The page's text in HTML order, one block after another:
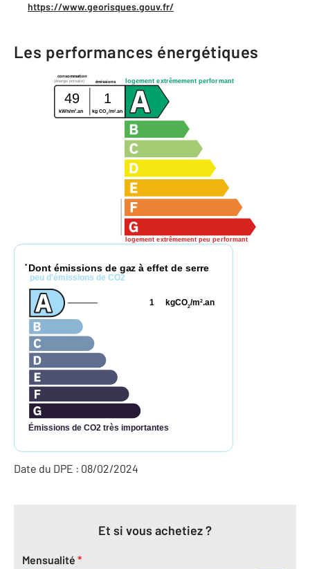
https://www.georisques.gouv.fr/
Les performances énergétiques
logement extrêmement performant
logement extrêmement peu performant
consommation
émissions
(énergie primaire)
49 1
kWh/m2.an kg CO2 /m2.an
* Dont émissions de gaz à effet de serre
peu d'émissions de CO2
Émissions de CO2 très importantes
kgCO2/m2.an
1
Date du DPE : 08/02/2024
Et si vous achetiez ?
Mensualité *